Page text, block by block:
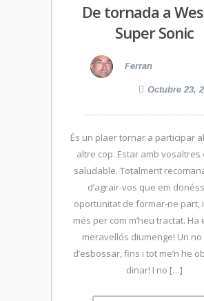
De tornada a
Super Sonic
Ferran
Octubre 23,
És un plaer tornar a participar
altre cop. Estar amb vosaltres
saludable. Totalment
d’agrair-vos que em
oportunitat de formar-ne part,
més per com m’heu tractat. Ha
meravellós diumenge! Un
d’esbossar, fins i tot me’n he
dinar! I no […]